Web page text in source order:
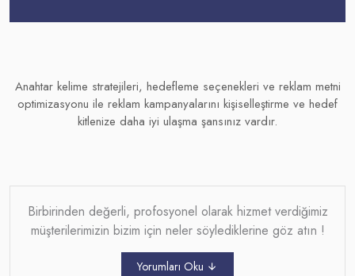
Anahtar kelime stratejileri, hedefleme seçenekleri ve reklam metni
optimizasyonu ile reklam kampanyalarını kişiselleştirme ve hedef
kitlenize daha iyi ulaşma şansınız vardır.
Birbirinden değerli, profosyonel olarak hizmet verdiğimiz
müşterilerimizin bizim için neler söylediklerine göz atın !
Yorumları Oku